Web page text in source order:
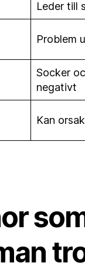
Leder till
Problem
Socker
negativt
Kan